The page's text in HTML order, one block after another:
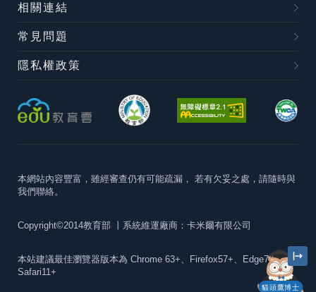
貓頭鷹博士
相關連結
常見問題
隱私權政策
本網站內容豐富，雖經審查仍有可能疏漏， 若有欠妥之處，請隨時與
我們聯絡。
Copyright©2014教育部 丨系統維運廠商：卡米爾有限公司
本站建議最佳瀏覽器版本為 Chrome 63+、Firefox57+、Edge79+及
Safari11+